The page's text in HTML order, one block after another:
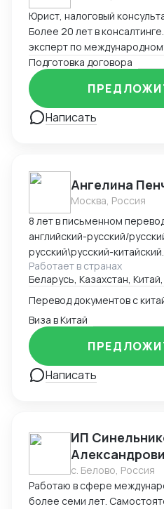
Юрист, налоговый
Более 20 лет в
эксперт по
применению СОИДН, MLI.
заключений по
иностранных юрисдикциях.
сделок. Анализ условий
интересов клиента в судах,
Подготовка договора
Написать
Ангелина
Москва, Россия
8 лет в письменном
английский-русский/
русский\русский-китайский. 3 года в устном
переводе в паре
китайский.
Работает в странах
Беларусь, Казахстан,
Виза в Китай
Написать
ИП
с. Белово, Россия
Работаю в сфере
более семи лет.